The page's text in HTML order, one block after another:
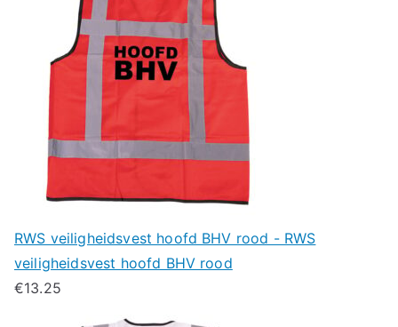
RWS veiligheidsvest hoofd BHV rood - RWS
veiligheidsvest hoofd BHV rood
€13.25